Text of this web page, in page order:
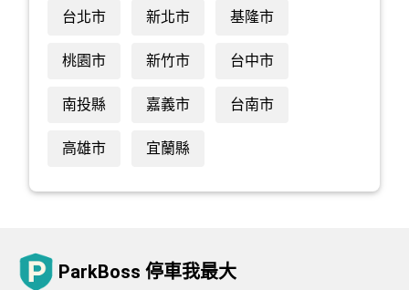
台北市 新北市 基隆市
桃園市 新竹市 台中市
南投縣 嘉義市 台南市
高雄市 宜蘭縣
ParkBoss 停車我最大